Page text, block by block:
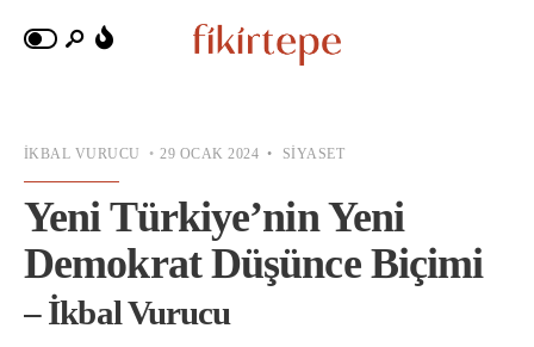
İKBAL VURUCU • 29 OCAK 2024 • SIYASET
Yeni Türkiye’nin Yeni
Demokrat Düşünce Biçimi
– İkbal Vurucu